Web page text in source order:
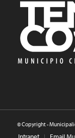
© Copyright -